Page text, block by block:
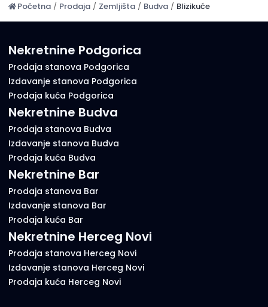
Početna / Prodaja / Zemljišta / Budva / Blizikuće
Nekretnine Podgorica
Prodaja stanova Podgorica
Izdavanje stanova Podgorica
Prodaja kuća Podgorica
Nekretnine Budva
Prodaja stanova Budva
Izdavanje stanova Budva
Prodaja kuća Budva
Nekretnine Bar
Prodaja stanova Bar
Izdavanje stanova Bar
Prodaja kuća Bar
Nekretnine Herceg Novi
Prodaja stanova Herceg Novi
Izdavanje stanova Herceg Novi
Prodaja kuća Herceg Novi